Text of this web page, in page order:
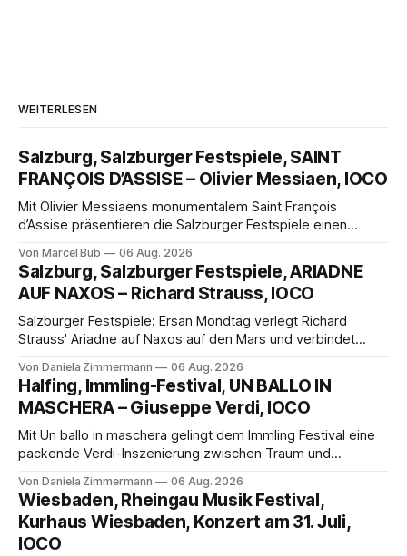
WEITERLESEN
Salzburg, Salzburger Festspiele, SAINT
FRANÇOIS D’ASSISE – Olivier Messiaen, IOCO
Mit Olivier Messiaens monumentalem Saint François
d’Assise präsentieren die Salzburger Festspiele einen
eine bildgewaltige Inszenierung, Maxime Pascal entfaltet
die komplexe Partitur eindrucksvoll, Philippe Sly berührt als
Franziskus.
Von Marcel Bub 06 Aug. 2026
Salzburg, Salzburger Festspiele, ARIADNE
AUF NAXOS – Richard Strauss, IOCO
Salzburger Festspiele: Ersan Mondtag verlegt Richard
Strauss' Ariadne auf Naxos auf den Mars und verbindet
Aufführung mit starken Solisten und den Wiener
Philharmonikern, szenisch bleibt der zweite Akt jedoch
hinter den Erwartungen zurück.
Von Daniela Zimmermann 06 Aug. 2026
Halfing, Immling-Festival, UN BALLO IN
MASCHERA – Giuseppe Verdi, IOCO
Mit Un ballo in maschera gelingt dem Immling Festival eine
packende Verdi-Inszenierung zwischen Traum und
psychologische Tiefe mit starken Bildern, getragen von
einem spielfreudigen Ensemble und einer musikalisch
überzeugenden Gesamtleistung.
Von Daniela Zimmermann 06 Aug. 2026
Wiesbaden, Rheingau Musik Festival,
Kurhaus Wiesbaden, Konzert am 31. Juli,
IOCO